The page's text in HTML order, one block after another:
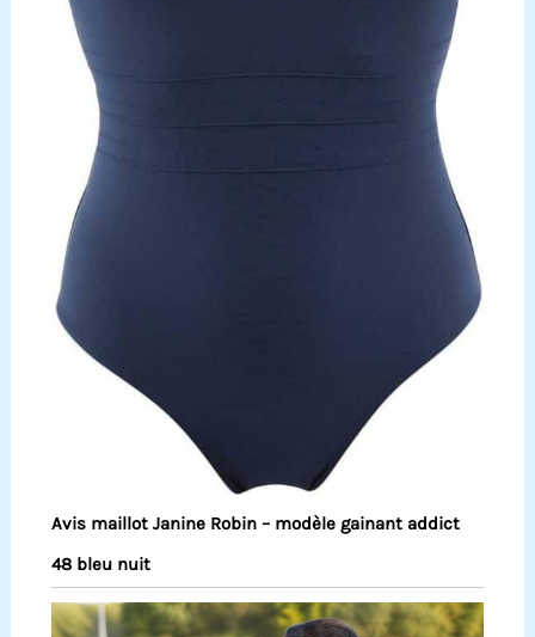
Avis maillot Janine Robin – modèle gainant addict
48 bleu nuit